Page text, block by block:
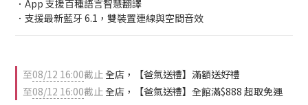
．App 支援百種語言智慧翻譯
．支援最新藍牙 6.1，雙裝置連線與空間音效
至08/12 16:00截止全店，【爸氣送禮】滿額送好禮
至08/12 16:00截止全店，【爸氣送禮】全館滿$888 超取免運